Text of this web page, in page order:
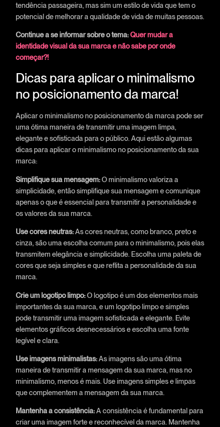
tendência passageira, mas sim um estilo de vida que tem o
potencial de melhorar a qualidade de vida de muitas pessoas.
Continue a se informar sobre o tema:Quer mudar a
identidade visual da sua marca e não sabe por onde
começar?!
Dicas para aplicar o minimalismo
no posicionamento da marca!
Aplicar o minimalismo no posicionamento da marca pode ser
uma ótima maneira de transmitir uma imagem limpa,
elegante e sofisticada para o público. Aqui estão algumas
dicas para aplicar o minimalismo no posicionamento da sua
marca:
Simplifique sua mensagem:O minimalismo valoriza a
simplicidade, então simplifique sua mensagem e comunique
apenas o que é essencial para transmitir a personalidade e
os valores da sua marca.
Use cores neutras:As cores neutras, como branco, preto e
cinza, são uma escolha comum para o minimalismo, pois elas
transmitem elegância e simplicidade. Escolha uma paleta de
cores que seja simples e que reflita a personalidade da sua
marca.
Crie um logotipo limpo:O logotipo é um dos elementos mais
importantes da sua marca, e um logotipo limpo e simples
pode transmitir uma imagem sofisticada e elegante. Evite
elementos gráficos desnecessários e escolha uma fonte
legível e clara.
Use imagens minimalistas:As imagens são uma ótima
maneira de transmitir a mensagem da sua marca, mas no
minimalismo, menos é mais. Use imagens simples e limpas
que complementem a mensagem da sua marca.
Mantenha a consistência:A consistência é fundamental para
criar uma imagem forte e reconhecível da marca. Mantenha